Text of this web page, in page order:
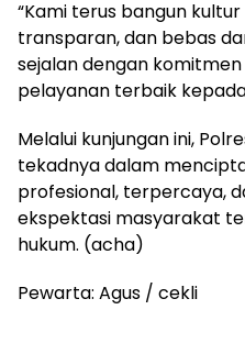
“Kami terus bangun
transparan, dan bebas
sejalan dengan
pelayanan terbaik
Melalui kunjungan ini,
tekadnya dalam
profesional, terpercaya,
ekspektasi masyarakat
hukum. (acha)
Pewarta: Agus / cekli